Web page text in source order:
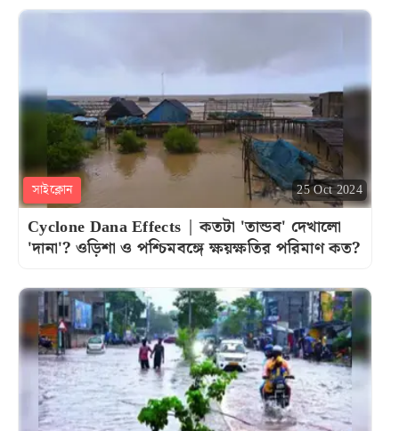
সাইক্লোন 25 Oct 2024
Cyclone Dana Effects | কতটা 'তান্ডব' দেখালো
'দানা'? ওড়িশা ও পশ্চিমবঙ্গে ক্ষয়ক্ষতির পরিমাণ কত?